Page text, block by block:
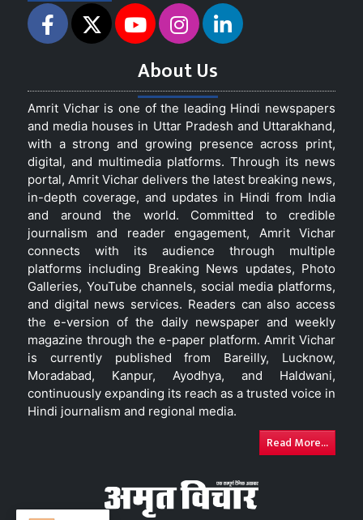
About Us
Amrit Vichar is one of the leading Hindi newspapers
and media houses in Uttar Pradesh and Uttarakhand,
with a strong and growing presence across print,
digital, and multimedia platforms. Through its news
portal, Amrit Vichar delivers the latest breaking news,
in-depth coverage, and updates in Hindi from India
and around the world. Committed to credible
journalism and reader engagement, Amrit Vichar
connects with its audience through multiple
platforms including Breaking News updates, Photo
Galleries, YouTube channels, social media platforms,
and digital news services. Readers can also access
the e-version of the daily newspaper and weekly
magazine through the e-paper platform. Amrit Vichar
is currently published from Bareilly, Lucknow,
Moradabad, Kanpur, Ayodhya, and Haldwani,
continuously expanding its reach as a trusted voice in
Hindi journalism and regional media.
Read More...